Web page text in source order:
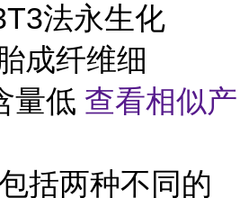
法永生化
成纤维细
量低 查看相似产
括两种不同的